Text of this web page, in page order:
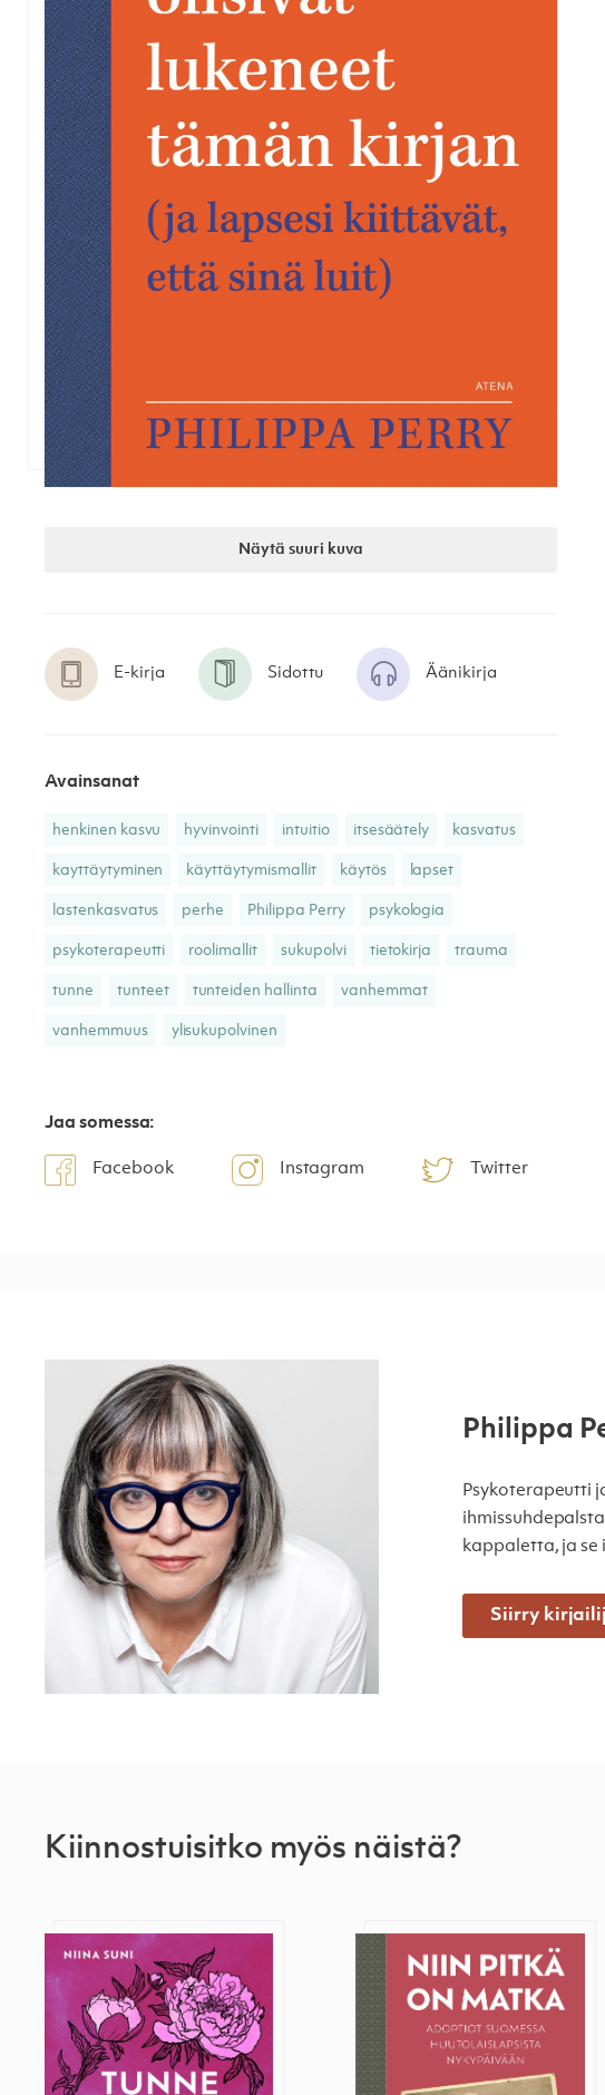
Näytä suuri kuva
E-kirja Sidottu Äänikirja
Avainsanat
henkinen kasvu hyvinvointi intuitio itsesäätely kasvatus
kayttäytyminen käyttäytymismallit käytös lapset
lastenkasvatus perhe Philippa Perry psykologia
psykoterapeutti roolimallit sukupolvi tietokirja trauma
tunne tunteet tunteiden hallinta vanhemmat
vanhemmuus ylisukupolvinen
Jaa somessa:
Facebook Instagram Twitter
Philippa
Psykoterapeutti
kappaletta, ja se
Siirry
Kiinnostuisitko myös näistä?
Tunne kiertosi Niin pitkä on matka